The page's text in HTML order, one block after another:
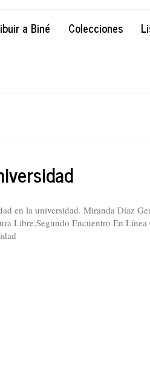
a Biné Colecciones
en la universidad. Miranda Díaz
Libre,Segundo Encuentro En